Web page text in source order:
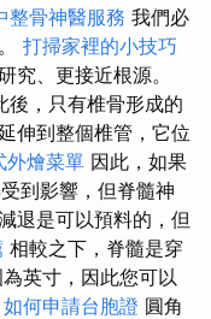
整骨神醫服務 我們必
打掃家裡的小技巧
究、更接近根源。
後，只有椎骨形成的
伸到整個椎管，它位
外燴菜單 因此，如果
到影響，但脊髓神
退是可以預料的，但
相較之下，脊髓是穿
英寸，因此您可以
如何申請台胞證 圓角